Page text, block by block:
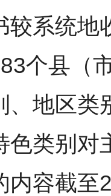
较系统地
个县（
、地区类
色类别
内容截至